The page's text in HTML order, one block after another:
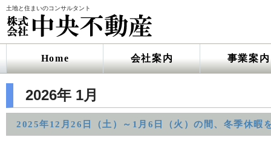
土地と住まいのコンサルタント
Home 会社案内 事業案内
2026年 1月
2025年12月26日（土）～1月6日（火）の間、冬季休暇